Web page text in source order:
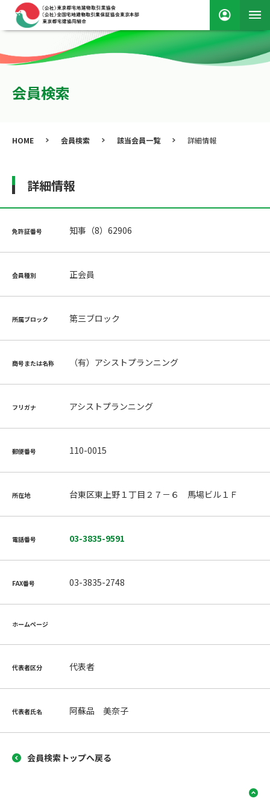
会員検索
HOME 会員検索 該当会員一覧 詳細情報
詳細情報
免許証番号 知事（8）62906
会員種別 正会員
所属ブロック 第三ブロック
商号または名称 （有）アシストプランニング
フリガナ アシストプランニング
郵便番号 110-0015
所在地 台東区東上野１丁目２７－６ 馬場ビル１Ｆ
電話番号 03-3835-9591
FAX番号 03-3835-2748
ホームページ
代表者区分 代表者
代表者氏名 阿蘇品 美奈子
会員検索トップへ戻る